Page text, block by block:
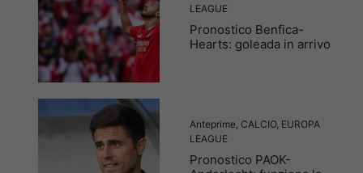
LEAGUE
Pronostico Benfica-
Hearts: goleada in arrivo
Anteprime, CALCIO, EUROPA
LEAGUE
Pronostico PAOK-